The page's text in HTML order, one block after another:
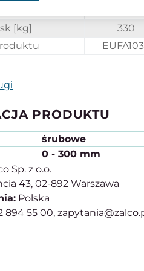
[kg]
330
PRODUKTU
śrubowe
0 - 300 mm
Sp. z o.o.
43, 02-892 Warszawa
Polska
894 55 00,